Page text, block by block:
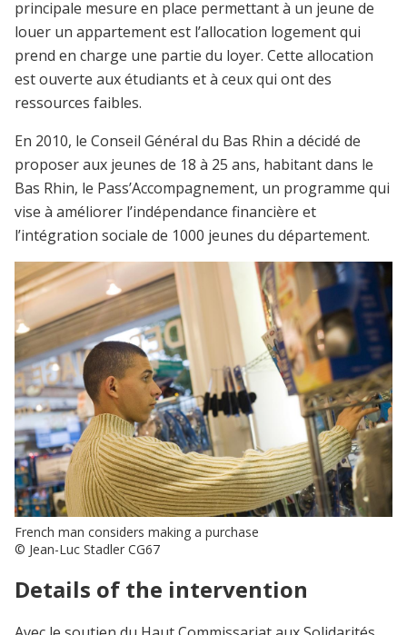
principale mesure en place permettant à un jeune de
louer un appartement est l’allocation logement qui
prend en charge une partie du loyer. Cette allocation
est ouverte aux étudiants et à ceux qui ont des
ressources faibles.
En 2010, le Conseil Général du Bas Rhin a décidé de
proposer aux jeunes de 18 à 25 ans, habitant dans le
Bas Rhin, le Pass’Accompagnement, un programme qui
vise à améliorer l’indépendance financière et
l’intégration sociale de 1000 jeunes du département.
French man considers making a purchase
© Jean-Luc Stadler CG67
Details of the intervention